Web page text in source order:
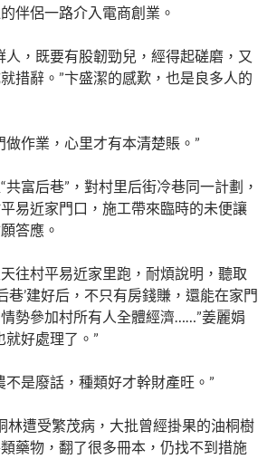
伴侶一路介入電商創業。
人，既要有股韌勁兒，經得起磋磨，又
措辭。”卞盛潔的感歎，也是良多人的
做作業，心里才有本清楚賬。”
富后巷”，對村里后街冷巷同一計劃，
易近家門口，施工帶來臨時的未便讓
答應。
往村平易近家里跑，耐煩說明，聽取
巷’建好后，不只有房錢賺，還能在家門
勢參加村所有人全體經濟……”姜麗娟
就好處理了。”
不是廢話，種類好才幹財產旺。”
林遭受繁茂病，大批曾經掛果的油桐樹
藥物，翻了很多冊本，仍找不到措施